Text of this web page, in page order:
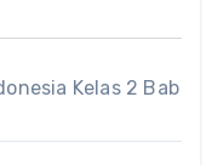
Kelas 2 Bab